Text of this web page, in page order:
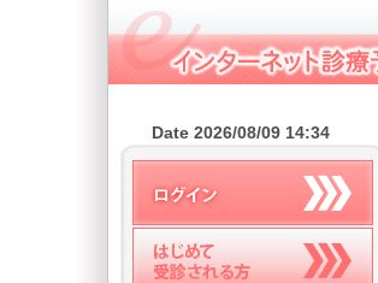
Date 2026/08/09 14:34